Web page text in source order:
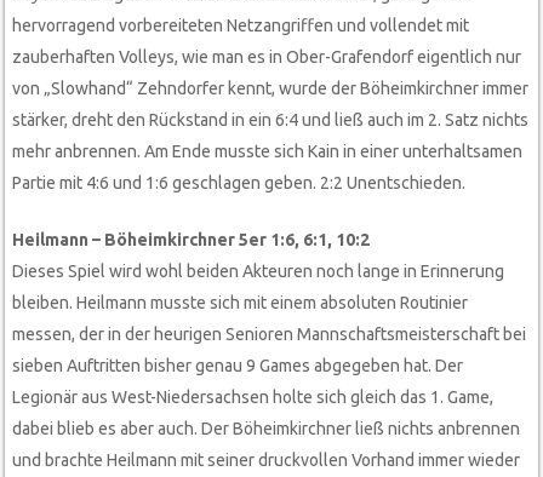
hervorragend vorbereiteten Netzangriffen und vollendet mit
zauberhaften Volleys, wie man es in Ober-Grafendorf eigentlich nur
von „Slowhand“ Zehndorfer kennt, wurde der Böheimkirchner immer
stärker, dreht den Rückstand in ein 6:4 und ließ auch im 2. Satz nichts
mehr anbrennen. Am Ende musste sich Kain in einer unterhaltsamen
Partie mit 4:6 und 1:6 geschlagen geben. 2:2 Unentschieden.
Heilmann – Böheimkirchner 5er 1:6, 6:1, 10:2
Dieses Spiel wird wohl beiden Akteuren noch lange in Erinnerung
bleiben. Heilmann musste sich mit einem absoluten Routinier
messen, der in der heurigen Senioren Mannschaftsmeisterschaft bei
sieben Auftritten bisher genau 9 Games abgegeben hat. Der
Legionär aus West-Niedersachsen holte sich gleich das 1. Game,
dabei blieb es aber auch. Der Böheimkirchner ließ nichts anbrennen
und brachte Heilmann mit seiner druckvollen Vorhand immer wieder